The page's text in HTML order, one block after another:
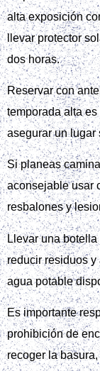
alta exposición
llevar protector
dos horas.
Reservar con
temporada alta
asegurar un lugar
Si planeas
aconsejable usar
resbalones y
Llevar una
reducir residuos
agua potable
Es importante
prohibición de
recoger la